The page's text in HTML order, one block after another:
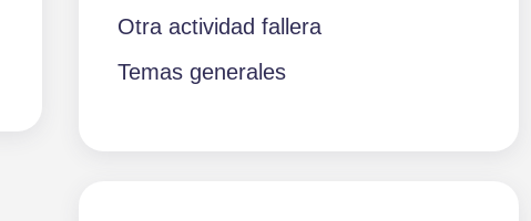
Otra actividad fallera
Temas generales